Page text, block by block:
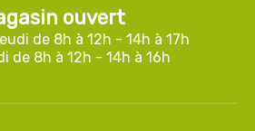
ouvert
de 8h à 12h - 14h à 17h
de 8h à 12h - 14h à 16h